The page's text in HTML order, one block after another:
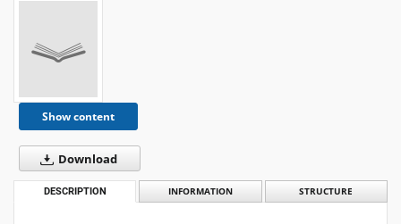
Show content
Download
DESCRIPTION INFORMATION STRUCTURE